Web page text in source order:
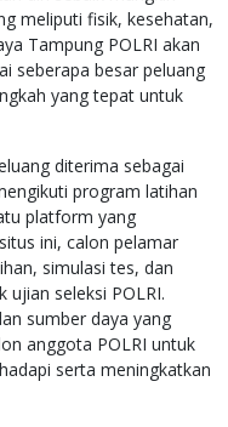
meliputi fisik, kesehatan,
Tampung POLRI akan
seberapa besar peluang
yang tepat untuk
diterima sebagai
program latihan
platform yang
ini, calon pelamar
simulasi tes, dan
ujian seleksi POLRI.
sumber daya yang
anggota POLRI untuk
serta meningkatkan